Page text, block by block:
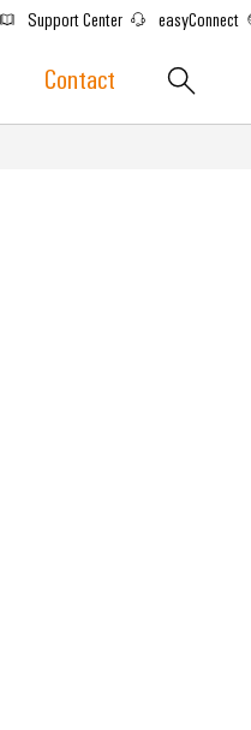
Support Center easyConnect
Contact